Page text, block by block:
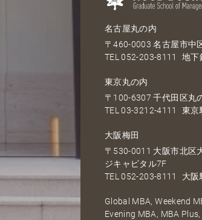
名古屋丸の内
〒460-0003 名古屋市中
TEL052-203-8111 地下
東京丸の内
〒100-6307 千代田区丸
TEL03-3212-4111 東京
大阪梅田
〒530-0011 大阪市北区
ジキャピタル7F
TEL052-203-8111 大阪
Global MBA, Weekend
Evening MBA, MBA